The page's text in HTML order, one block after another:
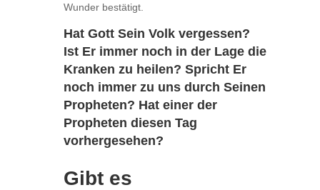
Wunder bestätigt.
Hat Gott Sein Volk vergessen?
Ist Er immer noch in der Lage die
Kranken zu heilen? Spricht Er
noch immer zu uns durch Seinen
Propheten? Hat einer der
Propheten diesen Tag
vorhergesehen?
Gibt es